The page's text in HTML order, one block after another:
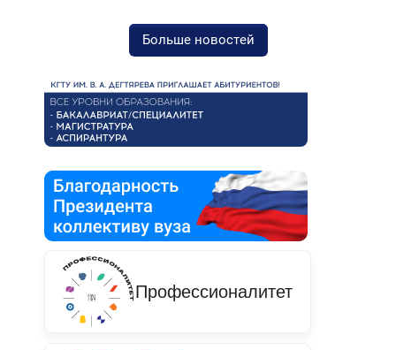
Профессионалитет
Больше новостей